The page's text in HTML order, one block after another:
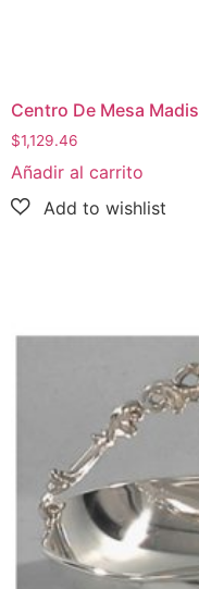
Centro De Mesa
$1,129.46
Añadir al carrito